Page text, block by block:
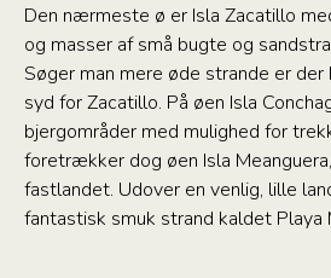
Den nærmeste ø er Isla Zacatillo
og masser af små bugte og
Søger man mere øde strande er der
syd for Zacatillo. På øen Isla
bjergområder med mulighed for
foretrækker dog øen Isla
fastlandet. Udover en venlig, lille
fantastisk smuk strand kaldet Playa